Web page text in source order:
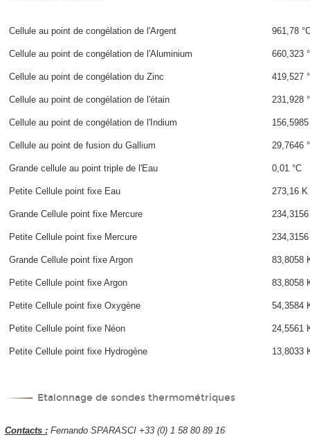
Cellule au point de congélation de l'Argent 961,78
Cellule au point de congélation de l'Aluminium 660,323
Cellule au point de congélation du Zinc 419,527
Cellule au point de congélation de l'étain 231,928
Cellule au point de congélation de l'Indium 156,5985
Cellule au point de fusion du Gallium 29,7646
Grande cellule au point triple de l'Eau 0,01 °C
Petite Cellule point fixe Eau 273,16 K
Grande Cellule point fixe Mercure
Petite Cellule point fixe Mercure
Grande Cellule point fixe Argon 83,8058
Petite Cellule point fixe Argon 83,8058
Petite Cellule point fixe Oxygène 54,3584
Petite Cellule point fixe Néon 24,5561
Petite Cellule point fixe Hydrogène 13,8033
Etalonnage de sondes thermométriques
Contacts :Fernando SPARASCI +33 (0) 1 58 80 89 16